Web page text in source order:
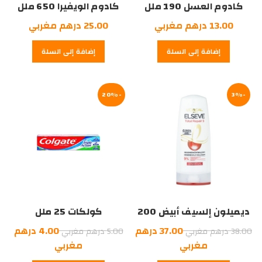
كادوم العسل 190 ملل
13.00 درهم مغربي
إضافة إلى السلة
كادوم الويفيرا 650 ملل
25.00 درهم مغربي
إضافة إلى السلة
-3%
ديميلون إلسيف أبيض 200
ملل 38.00درهم مغربيالسعر
الأصلي
37.00درهم
مغربي
-20%
كولكات 25 ملل
5.00درهم مغربيالسعر
الأصلي
4.00 درهم
مغربي